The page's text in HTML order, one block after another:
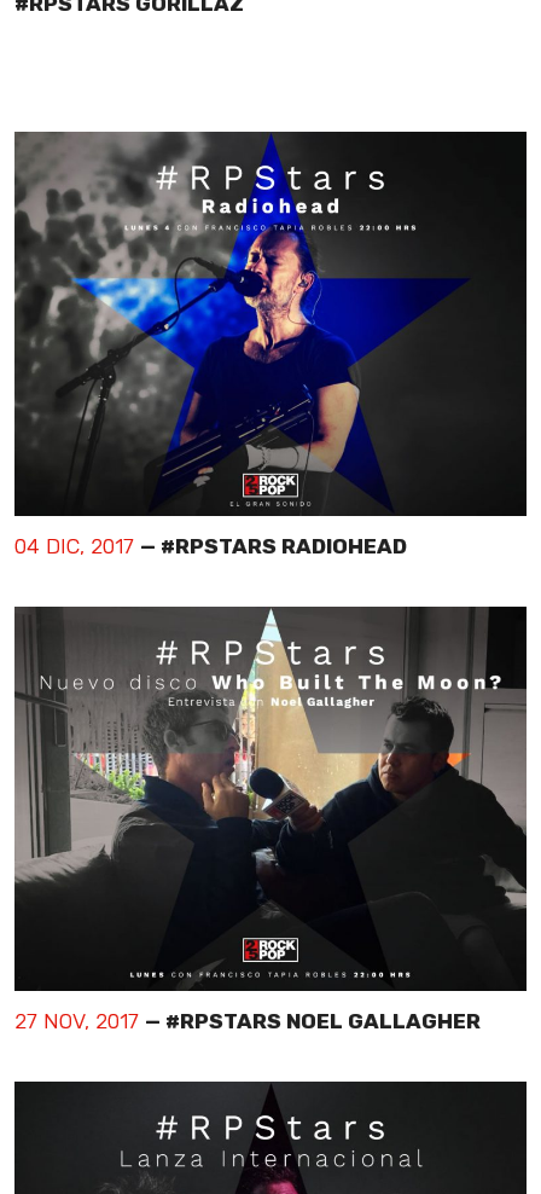
04 DIC, 2017 — #RPSTARS RADIOHEAD
27 NOV, 2017 — #RPSTARS NOEL GALLAGHER